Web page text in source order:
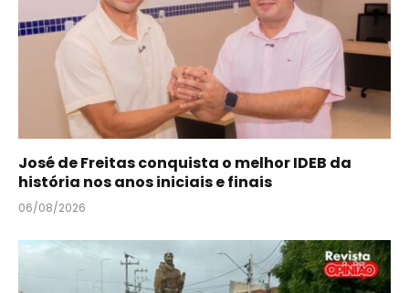
José de Freitas conquista o melhor IDEB da
história nos anos iniciais e finais
06/08/2026